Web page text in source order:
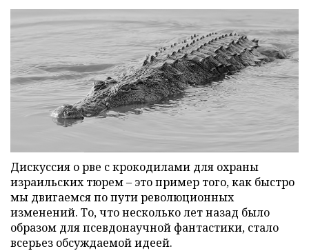
Дискуссия о рве с крокодилами для охраны
израильских тюрем – это пример того, как быстро
мы двигаемся по пути революционных
изменений. То, что несколько лет назад было
образом для псевдонаучной фантастики, стало
всерьез обсуждаемой идеей.